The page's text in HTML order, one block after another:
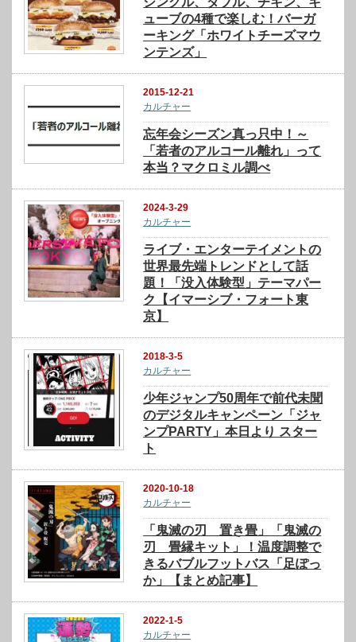
ューブの4種で楽しむ！バーガ
ーキング「ホワイトチーズマウ
ンテンズ」
2015-12-21
カルチャー
忘年会シーズン真っ只中！～
「若者のアルコール離れ」って
本当？マクロミル調べ
2024-3-29
カルチャー
ライブ・エンターテイメントの
世界最先端トレンドとして話
題！「没入体験型」テーマパー
ク【イマーシブ・フォート東
京】
2018-3-5
カルチャー
少年ジャンプ50周年で前代未聞
のデジタルキャンペーン「ジャ
ンプPARTY」本日より スター
ト
2020-10-18
カルチャー
「鬼滅の刃 置き畳」「鬼滅の
刃 畳縁キット」！温度調整で
きるバブルフットバス「足ぽっ
か」【まとめ記事】
2022-1-5
カルチャー